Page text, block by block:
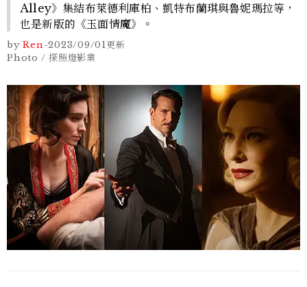
Alley》集結布萊德利庫柏、凱特布蘭琪與魯妮瑪拉等，
也是新版的《玉面情魔》。
by Ren-2023/09/01更新
Photo / 探照燈影業